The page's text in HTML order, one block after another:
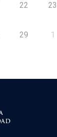
22 23
29 1